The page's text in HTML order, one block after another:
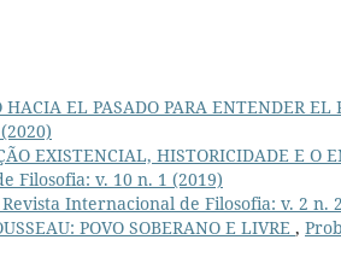
EL PASADO PARA ENTENDER EL
EXISTENCIAL, HISTORICIDADE E O
Filosofia: v. 10 n. 1 (2019)
Internacional de Filosofia: v. 2 n.
POVO SOBERANO E LIVRE ,